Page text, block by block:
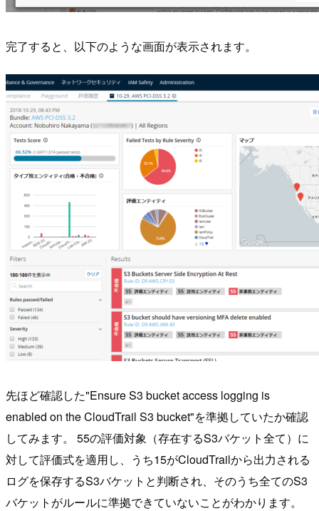
完了すると、以下のような画面が表示されます。
先ほど確認した"Ensure S3 bucket access logging is
enabled on the CloudTrail S3 bucket"を準拠していたか確認
してみます。 55の評価対象（存在するS3バケット全て）に
対して評価式を適用し、うち15がCloudTrailから出力される
ログを保存するS3バケットと判断され、そのうち全てのS3
バケットがルールに準拠できていないことがわかります。